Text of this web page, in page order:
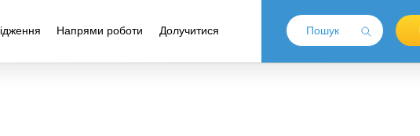
Напрями роботи Долучитися